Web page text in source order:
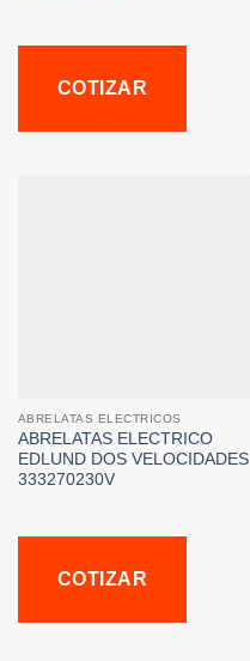
COTIZAR
ABRELATAS ELECTRICOS
ABRELATAS ELECTRICO
EDLUND DOS VELOCIDADES
333270230V
COTIZAR